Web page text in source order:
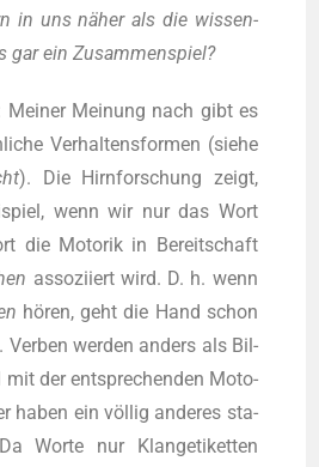
in uns näher als die wis­sen­
gar ein Zusammenspiel?
Mei­ner Mei­nung nach gibt es
Ver­hal­tens­for­men (sie­he
). Die Hirn­for­schung zeigt,
wenn wir nur das Wort
die Moto­rik in Bereit­schaft
asso­zi­iert wird. D. h. wenn
hören, geht die Hand schon
Ver­ben wer­den anders als Bil­
mit der ent­spre­chen­den Moto­
haben ein völ­lig ande­res sta­
Wor­te nur Klange­ti­ket­ten